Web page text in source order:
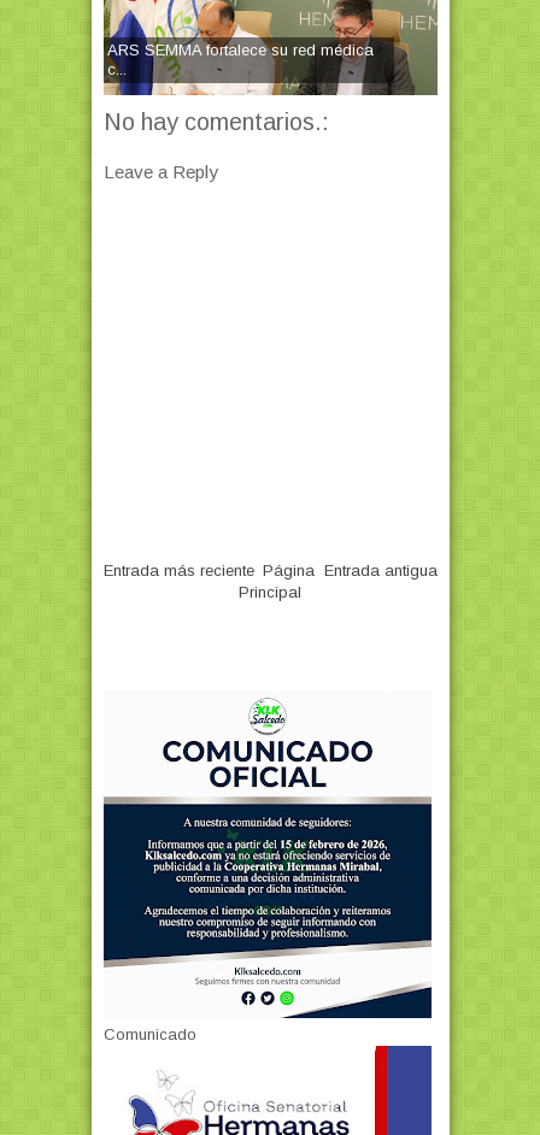
ARS SEMMA fortalece su red médica
c...
No hay comentarios.:
Leave a Reply
Entrada más reciente Entrada antigua
Página
Principal
Comunicado